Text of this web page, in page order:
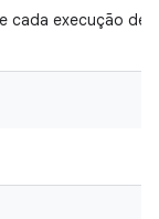
cada execução de